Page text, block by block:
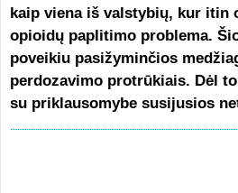
kaip viena iš valstybių, kur itin
opioidų paplitimo problema.
poveikiu pasižyminčios
perdozavimo protrūkiais. Dėl
su priklausomybe susijusios